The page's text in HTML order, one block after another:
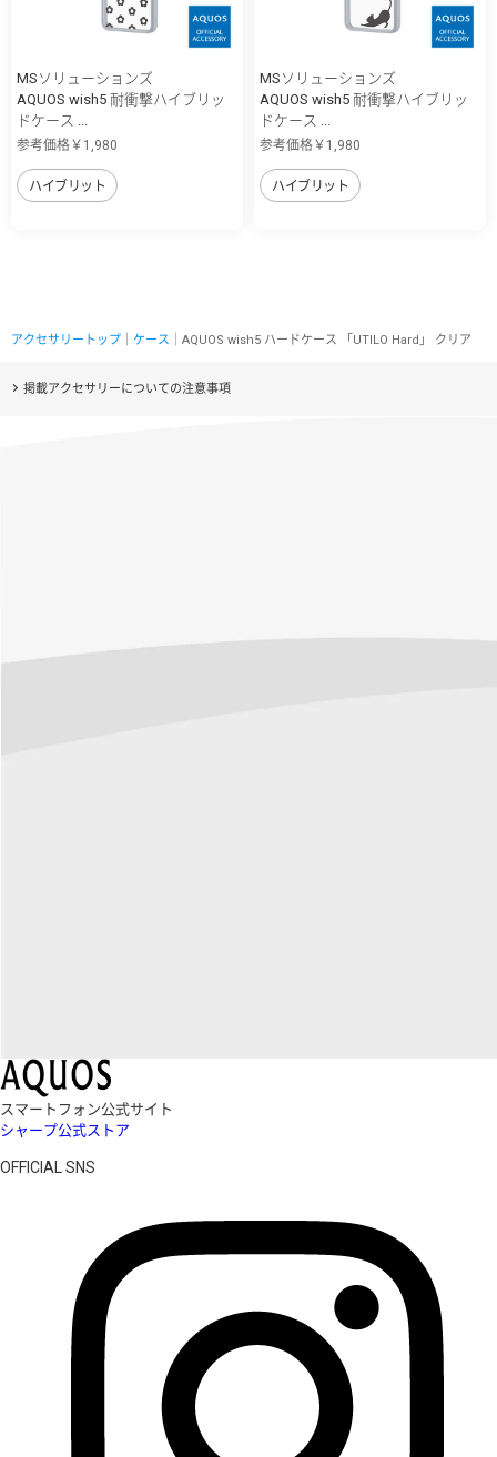
MSソリューションズ
AQUOS wish5 耐衝撃ハイブリッ
ドケース ...
参考価格￥1,980
ハイブリット
MSソリューションズ
AQUOS wish5 耐衝撃ハイブリッ
ドケース ...
参考価格￥1,980
ハイブリット
アクセサリートップ ケース ｜AQUOS wish5 ハードケース 「UTILO Hard」 クリア
掲載アクセサリーについての注意事項
スマートフォン公式サイト
シャープ公式ストア
OFFICIAL SNS